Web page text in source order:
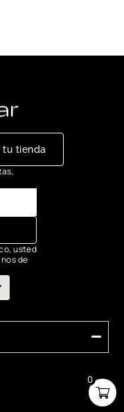
0
tu tienda
usted
de